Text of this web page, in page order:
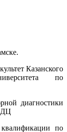
Казанского
по
диагностики
по